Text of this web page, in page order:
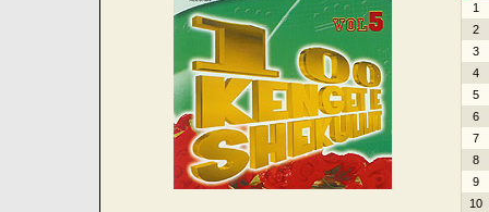
1
2
3
4
5
6
7
8
9
10